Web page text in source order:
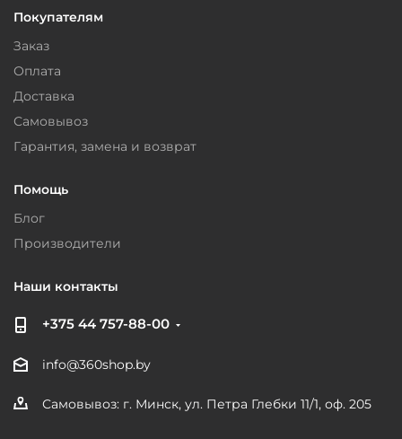
Покупателям
Заказ
Оплата
Доставка
Самовывоз
Гарантия, замена и возврат
Помощь
Блог
Производители
Наши контакты
+375 44 757-88-00
info@360shop.by
Самовывоз: г. Минск, ул. Петра Глебки 11/1, оф. 205